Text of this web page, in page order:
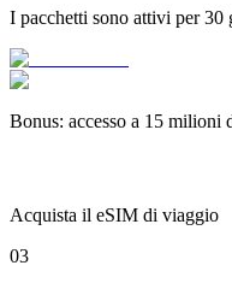
I pacchetti sono attivi per 30
Bonus: accesso a 15 milioni
Acquista il eSIM di viaggio
03